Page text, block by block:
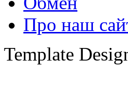
Про наш
Template